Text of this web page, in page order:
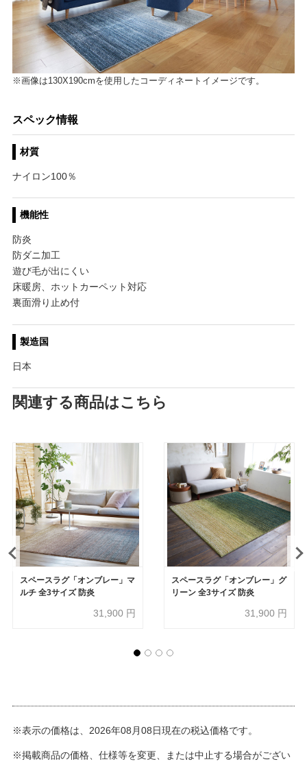
※画像は130X190cmを使用したコーディネートイメージです。
スペック情報
材質
ナイロン100％
機能性
防炎
防ダニ加工
遊び毛が出にくい
床暖房、ホットカーペット対応
裏面滑り止め付
製造国
日本
関連する商品はこちら
スペースラグ「オンブレー」マ
ルチ 全3サイズ 防炎
31,900 円
スペースラグ「オンブレー」グ
リーン 全3サイズ 防炎
31,900 円
※表示の価格は、2026年08月08日現在の税込価格です。
※掲載商品の価格、仕様等を変更、または中止する場合がござい